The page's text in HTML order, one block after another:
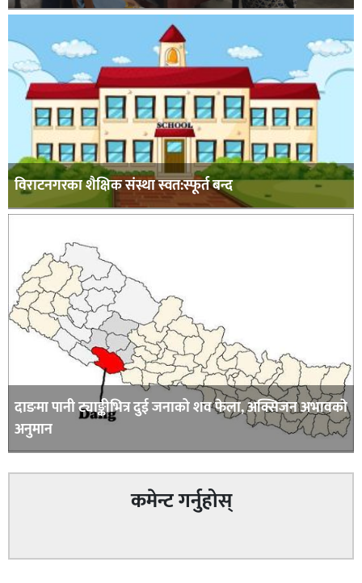
विराटनगरका शैक्षिक संस्था स्वत:स्फूर्त बन्द
दाङमा पानी ट्याङ्कीभित्र दुई जनाको शव फेला, अक्सिजन अभावकाे
अनुमान
कमेन्ट गर्नुहोस्